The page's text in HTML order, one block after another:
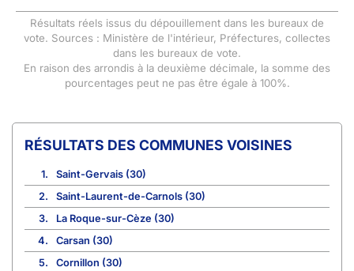
Résultats réels issus du dépouillement dans les bureaux de
vote. Sources : Ministère de l'intérieur, Préfectures, collectes
dans les bureaux de vote.
En raison des arrondis à la deuxième décimale, la somme des
pourcentages peut ne pas être égale à 100%.
COMMUNES VOISINES
1.
Saint-Gervais (30)
2.
Saint-Laurent-de-Carnols (30)
3.
La Roque-sur-Cèze (30)
4.
Carsan (30)
5.
Cornillon (30)